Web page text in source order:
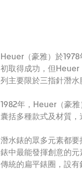
Heuer（豪雅）於
初取得成功，但Heuer
列主要限於三指針潛
1982年，Heuer（豪
囊括多種款式及材質，
潛水錶的眾多元素都
錶中最能發揮創意的
傳統的扁平錶圈，設